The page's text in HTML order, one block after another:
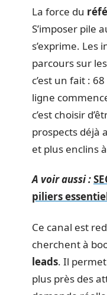
La force du
S’imposer pile
s’exprime.
parcours sur les
c’est un fait :
ligne
c’est choisir
prospects déjà
et plus enclins
A voir aussi :
piliers
Ce canal est
cherchent à
leads. Il
plus près des